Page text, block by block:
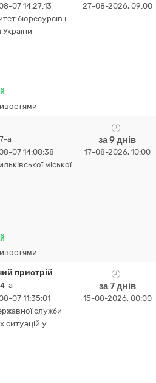
07 14:27:13
біоресурсів і
27-08-2026, 09:00
a
07 14:08:38
міської
за 9 днів
17-08-2026, 10:00
пристрій
a
07 11:35:01
служби
ситуацій у
за 7 днів
15-08-2026, 00:00